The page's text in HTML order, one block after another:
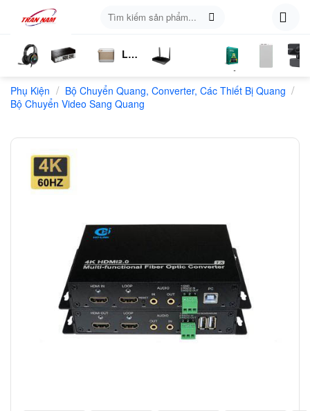
content
kiếm:
Nghe
Chia
Mạng
Loa
LTE
Sóng
Phần
Mềm
Kiện
Phụ Kiện / Bộ Chuyển Quang, Converter, Các Thiết Bị Quang /
Bộ Chuyển Video Sang Quang